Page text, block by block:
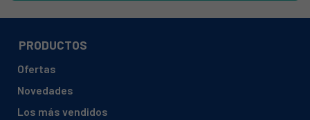
PRODUCTOS
Ofertas
Novedades
Los más vendidos